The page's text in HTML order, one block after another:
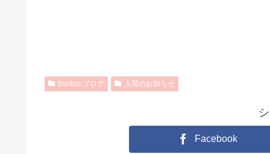
bonton.ブログ 入荷のお知らせ
Facebook